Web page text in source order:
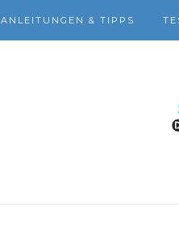
ANLEITUNGEN & TIPPS